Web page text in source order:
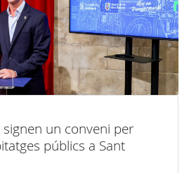
un conveni per
públics a Sant